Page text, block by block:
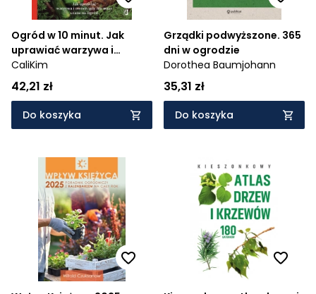
Ogród w 10 minut. Jak
uprawiać warzywa i
owoce, gdy nie masz czasu
na ogród
CaliKim
42,21 zł
Do koszyka
Grządki podwyższone. 365
dni w ogrodzie
Dorothea Baumjohann
35,31 zł
Do koszyka